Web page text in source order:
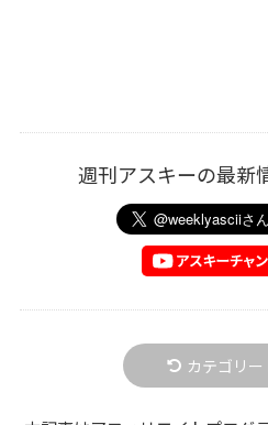
週刊アスキーの最新
カテゴリ